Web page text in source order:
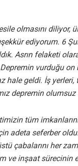
olmasını
ediyorum. 6
Asrın felaketi
Depremin vurduğu
hale geldi. İş
depremin
tüm
adeta seferber
çabalarını her
ve inşaat sürecinin